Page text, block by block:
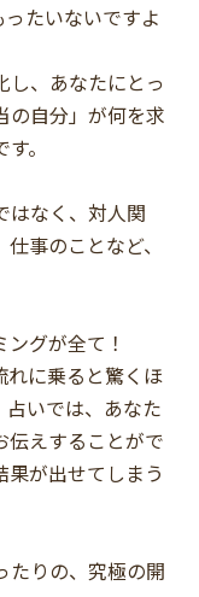
たいないですよ
し、あなたにとっ
の自分」が何を求
。
はなく、対人関
事のことなど、
グが全て！
れに乗ると驚くほ
占いでは、あなた
伝えすることがで
が出せてしまう
たりの、究極の開